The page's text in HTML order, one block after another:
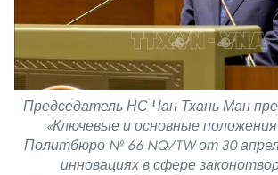
Председатель НС Чан Тхань Ман
«Ключевые и основные
Политбюро № 66-NQ/TW от 30
инновациях в сфере